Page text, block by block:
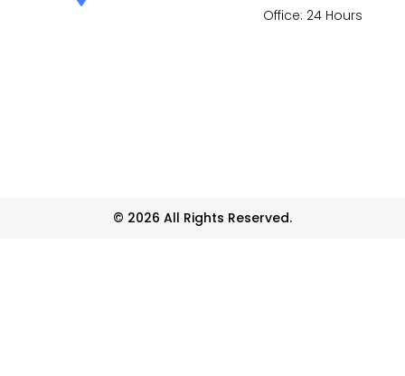
Office: 24 Hours
© 2026 All Rights Reserved.